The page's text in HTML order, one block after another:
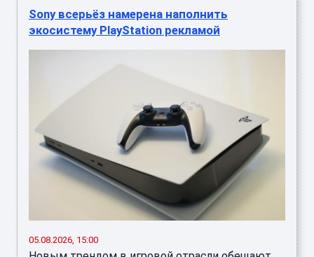
Sony всерьёз намерена наполнить
экосистему PlayStation рекламой
05.08.2026, 15:00